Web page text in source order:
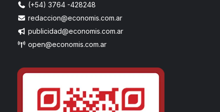
(+54) 3764 -428248
redaccion@economis.com.ar
publicidad@economis.com.ar
open@economis.com.ar